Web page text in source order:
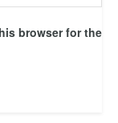
browser for the